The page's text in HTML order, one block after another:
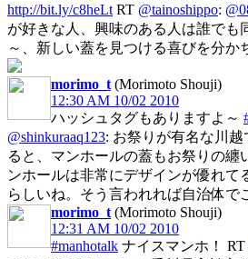
http://bit.ly/c8heLt RT @tainoshippo:
が好きな人、興味のある人は誰でも
～、新しい蓋を見つける喜びを分か
morimo_t (Morimoto Shouji)
12:30 AM 10/02 2010
ハッシュタグもありますよ～
@shinkuraaq123: お祭りが有名な川
ると、マンホールの蓋もお祭りの纏
ンホールは非常にデザインが優れて
らしいね。そう言われれば自治体で
morimo_t (Morimoto Shouji)
12:31 AM 10/02 2010
#manhotalk ナイスマンホ！ RT